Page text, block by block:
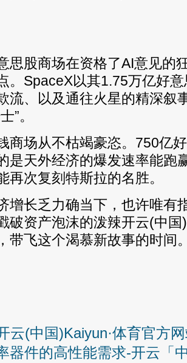
思股商场在资格了AI意见的
。SpaceX以其1.75万亿好
流、以及通往火星的精深叙
”。
商场从不枯竭豪恣。750亿
是天外经济的爆发速率能跑
再次复刻特斯拉的名胜。
增长乏力确当下，也许唯有
破资产泡沫的泼辣开云(中
带飞这个渴慕新故事的时间
云(中国)Kaiyun·体育官方
器件的高性能需求-开云「